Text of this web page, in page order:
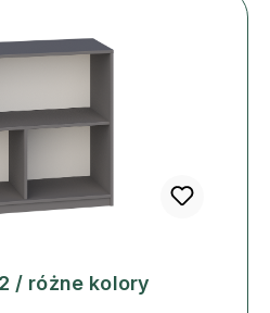
/ różne kolory